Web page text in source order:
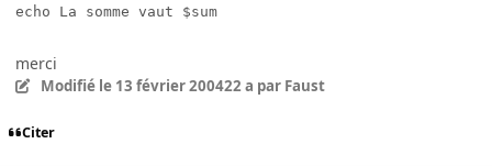
echo La somme vaut $sum
merci
Modifié le 13 février 200422 a par Faust
Citer